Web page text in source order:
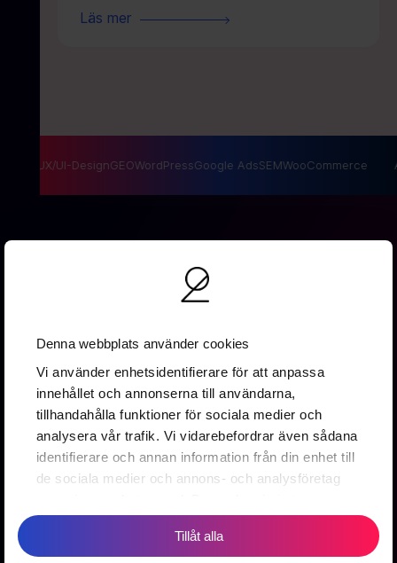
Denna webbplats använder cookies
Vi använder enhetsidentifierare för att anpassa
innehållet och annonserna till användarna,
tillhandahålla funktioner för sociala medier och
analysera vår trafik. Vi vidarebefordrar även sådana
identifierare och annan information från din enhet till
de sociala medier och annons- och analysföretag
kombinera informationen med annan information
som du har tillhandahållit eller som de har samlat in
Tillåt alla
Läs mer
UX/UI-DesignGEOWordPressGoogle AdsSEMWooCommerce
411 16 Göteborg
0737 16 67 88
info@2creative.se
Prenumerera på vårt nyhetsbrev